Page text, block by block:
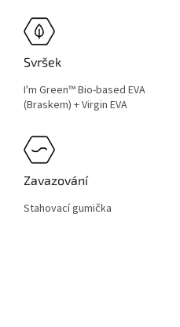
Svršek
I'm Green™ Bio-based EVA
(Braskem) + Virgin EVA
Zavazování
Stahovací gumička